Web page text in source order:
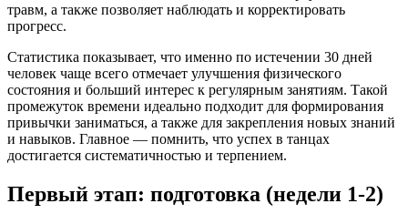
травм, а также позволяет наблюдать и корректировать
прогресс.
Статистика показывает, что именно по истечении 30 дней
человек чаще всего отмечает улучшения физического
состояния и больший интерес к регулярным занятиям. Такой
промежуток времени идеально подходит для формирования
привычки заниматься, а также для закрепления новых знаний
и навыков. Главное — помнить, что успех в танцах
достигается систематичностью и терпением.
Первый этап: подготовка (недели 1-2)